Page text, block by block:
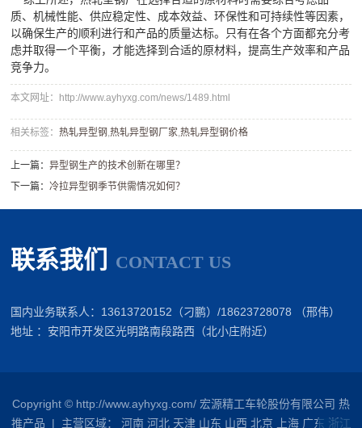
质、机械性能、供应稳定性、成本效益、环保性和可持续性等因素，
以确保生产的顺利进行和产品的质量达标。只有在各个方面都充分考
虑并取得一个平衡，才能选择到合适的原材料，提高生产效率和产品
竞争力。
本文网址：http://www.ayhyxg.com/news/1489.html
相关标签：热轧异型钢,热轧异型钢厂家,热轧异型钢价格
上一篇：​异型钢生产的技术创新在哪里？
下一篇：​冷拉异型钢季节供需情况如何？
联系我们 CONTACT US
国内业务联系人：13613720152（刁鹏）/18623728078 （邢伟）
地址 ：安阳市开发区光明路南段路西（北小庄附近）
Copyright © http://www.ayhyxg.com/ 宏源精工车轮股份有限公司 热
推产品 | 主营区域： 河南 河北 天津 山东 山西 北京 上海 广东 浙江